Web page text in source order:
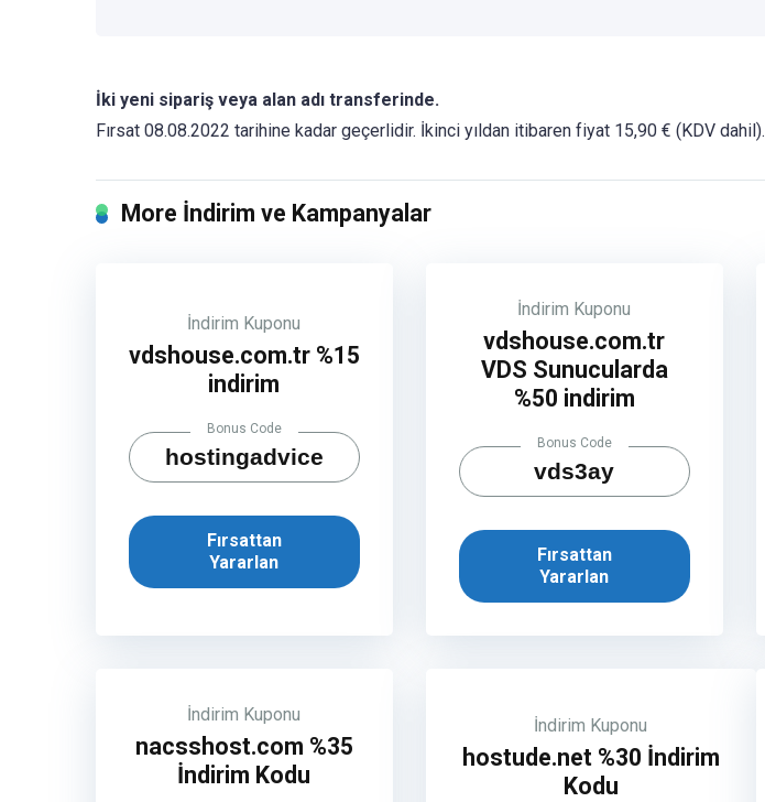
İki yeni sipariş veya alan adı transferinde.
Fırsat 08.08.2022 tarihine kadar geçerlidir. İkinci yıldan itibaren fiyat 15,90 € (KDV dahil).
More İndirim ve Kampanyalar
İndirim Kuponu
vdshouse.com.tr %15
indirim
hostingadvice
Bonus Code
Fırsattan
Yararlan
İndirim Kuponu
vdshouse.com.tr
VDS Sunucularda
%50 indirim
vds3ay
Bonus Code
Fırsattan
Yararlan
İndirim Kuponu
nacsshost.com %35
İndirim Kodu
İndirim Kuponu
hostude.net %30 İndirim
Kodu